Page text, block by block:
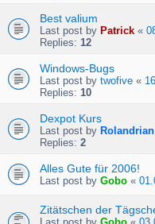
Best valium
Last post by Patrick «
Replies: 12
Windows-Bugs
Last post by twofive «
Replies: 10
Dexpot Kurs
Last post by Rolandrian
Replies: 2
Alles Gute für 2006!
Last post by Gobo «
Zitätschen der